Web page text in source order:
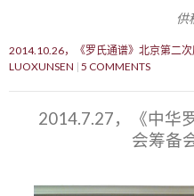
供
2014.10.26，《罗氏通谱》北京第二
LUOXUNSEN 5 COMMENTS
2014.7.27，《中华
会筹备